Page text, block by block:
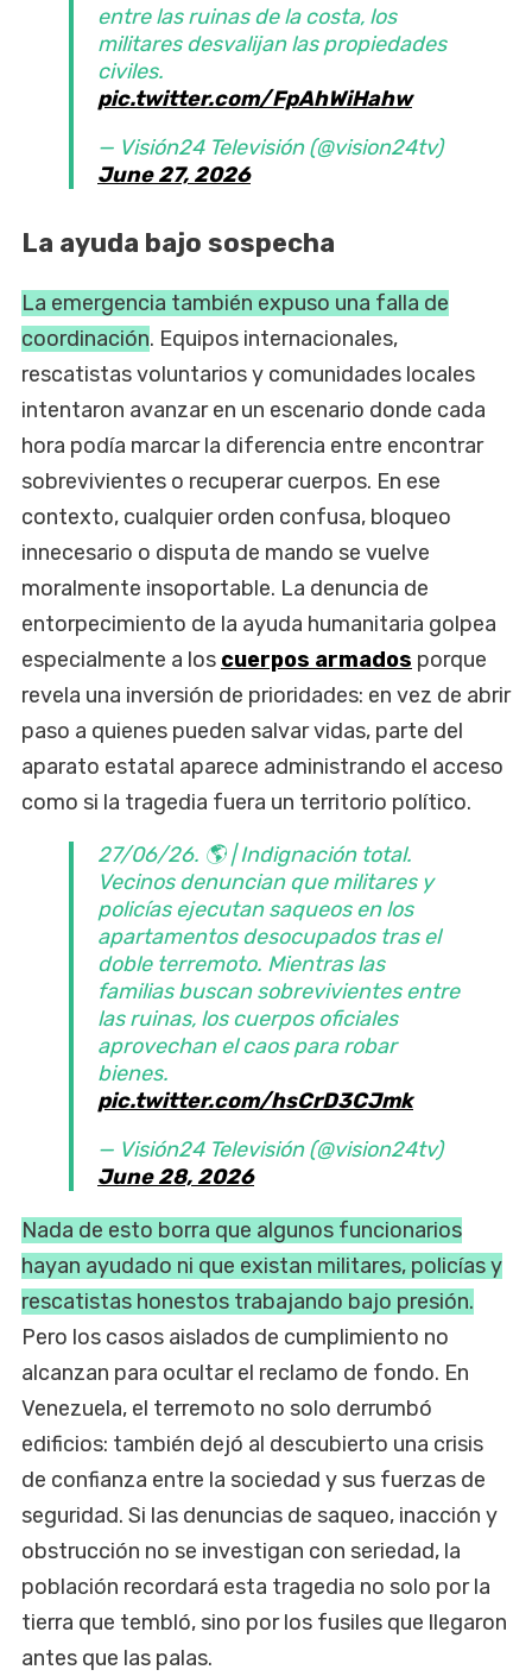
entre las ruinas de la costa, los
militares desvalijan las propiedades
civiles.
pic.twitter.com/FpAhWiHahw
— Visión24 Televisión (@vision24tv)
June 27, 2026
La ayuda bajo sospecha
La emergencia también expuso una falla de
coordinación. Equipos internacionales,
rescatistas voluntarios y comunidades locales
intentaron avanzar en un escenario donde cada
hora podía marcar la diferencia entre encontrar
sobrevivientes o recuperar cuerpos. En ese
contexto, cualquier orden confusa, bloqueo
innecesario o disputa de mando se vuelve
moralmente insoportable. La denuncia de
entorpecimiento de la ayuda humanitaria golpea
especialmente a los cuerpos armados porque
revela una inversión de prioridades: en vez de abrir
paso a quienes pueden salvar vidas, parte del
aparato estatal aparece administrando el acceso
como si la tragedia fuera un territorio político.
27/06/26. 🌎 | Indignación total.
Vecinos denuncian que militares y
policías ejecutan saqueos en los
apartamentos desocupados tras el
doble terremoto. Mientras las
familias buscan sobrevivientes entre
las ruinas, los cuerpos oficiales
aprovechan el caos para robar
bienes.
pic.twitter.com/hsCrD3CJmk
— Visión24 Televisión (@vision24tv)
June 28, 2026
Nada de esto borra que algunos funcionarios
hayan ayudado ni que existan militares, policías y
rescatistas honestos trabajando bajo presión.
Pero los casos aislados de cumplimiento no
alcanzan para ocultar el reclamo de fondo. En
Venezuela, el terremoto no solo derrumbó
edificios: también dejó al descubierto una crisis
de confianza entre la sociedad y sus fuerzas de
seguridad. Si las denuncias de saqueo, inacción y
obstrucción no se investigan con seriedad, la
población recordará esta tragedia no solo por la
tierra que tembló, sino por los fusiles que llegaron
antes que las palas.